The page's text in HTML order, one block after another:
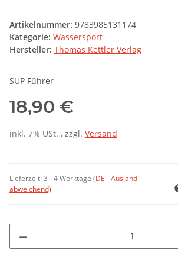
Artikelnummer: 9783985131174
Kategorie: Wassersport
Hersteller: Thomas Kettler Verlag
SUP Führer
18,90 €
inkl. 7% USt. , zzgl. Versand
Lieferzeit:3 - 4 Werktage (DE - Ausland
abweichend)